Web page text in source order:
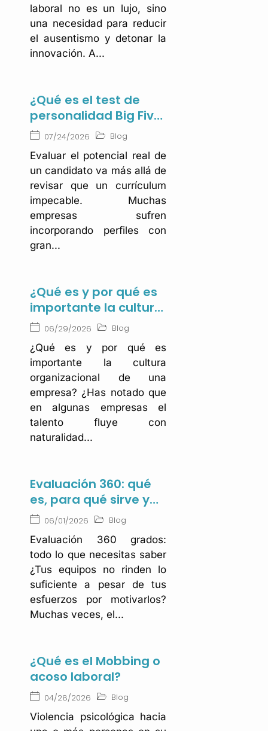
laboral no es un lujo, sino
una necesidad para reducir
el ausentismo y detonar la
innovación. A...
¿Qué es el test de
personalidad Big Five
y por qué es clave en
07/24/2026 Blog
Evaluar el potencial real de
un candidato va más allá de
revisar que un currículum
impecable. Muchas
empresas sufren
incorporando perfiles con
gran...
¿Qué es y por qué es
importante la cultura
organizacional de
06/29/2026 Blog
¿Qué es y por qué es
importante la cultura
organizacional de una
empresa? ¿Has notado que
en algunas empresas el
talento fluye con
naturalidad...
Evaluación 360: qué
es, para qué sirve y
cómo aplicarla
06/01/2026 Blog
Evaluación 360 grados:
todo lo que necesitas saber
¿Tus equipos no rinden lo
suficiente a pesar de tus
esfuerzos por motivarlos?
Muchas veces, el...
¿Qué es el Mobbing o
acoso laboral?
04/28/2026 Blog
Violencia psicológica hacia